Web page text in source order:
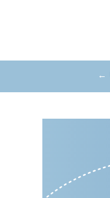
navigation
←